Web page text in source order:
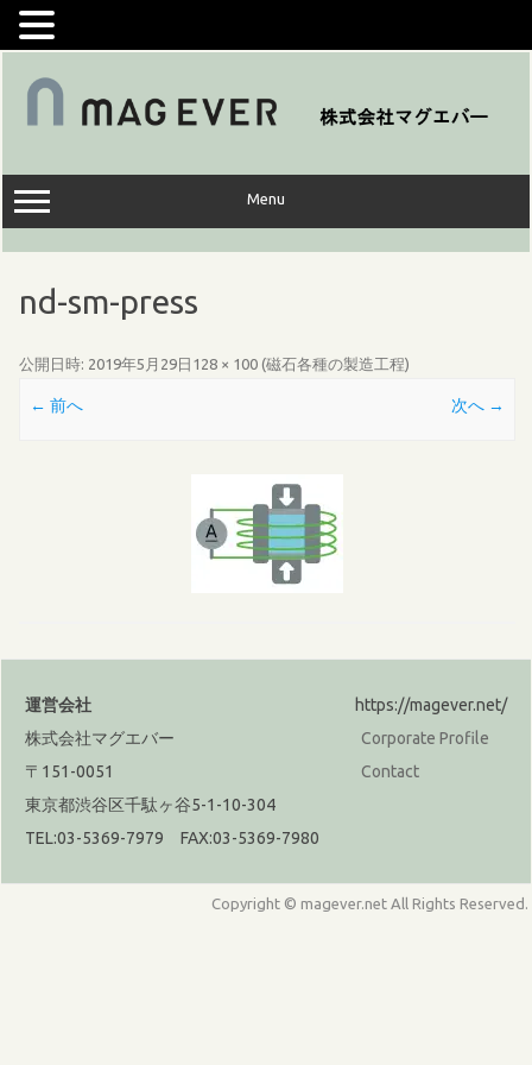
コ
キ
ッ
プ
Menu
nd-sm-press
公開日時: 2019年5月29日 128 × 100 (磁石各種の製造工程)
← 前へ 次へ →
運営会社
株式会社マグエバー
〒151-0051
東京都渋谷区千駄ヶ谷5-1-10-304
TEL:03-5369-7979 FAX:03-5369-7980
https://magever.net/
Corporate Profile
Contact
Copyright © magever.net All Rights Reserved.